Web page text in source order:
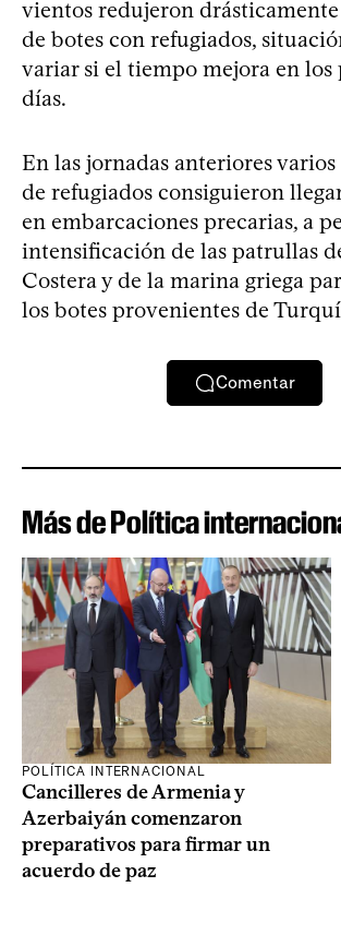
vientos redujeron drásticamente
de botes con refugiados,
variar si el tiempo mejora en los
días.
En las jornadas anteriores
de refugiados consiguieron
en embarcaciones precarias, a
intensificación de las patrullas
Costera y de la marina griega
los botes provenientes de
Comentar
Más de Política
POLÍTICA INTERNACIONAL
Cancilleres de Armenia y
Azerbaiyán comenzaron
preparativos para firmar un
acuerdo de paz